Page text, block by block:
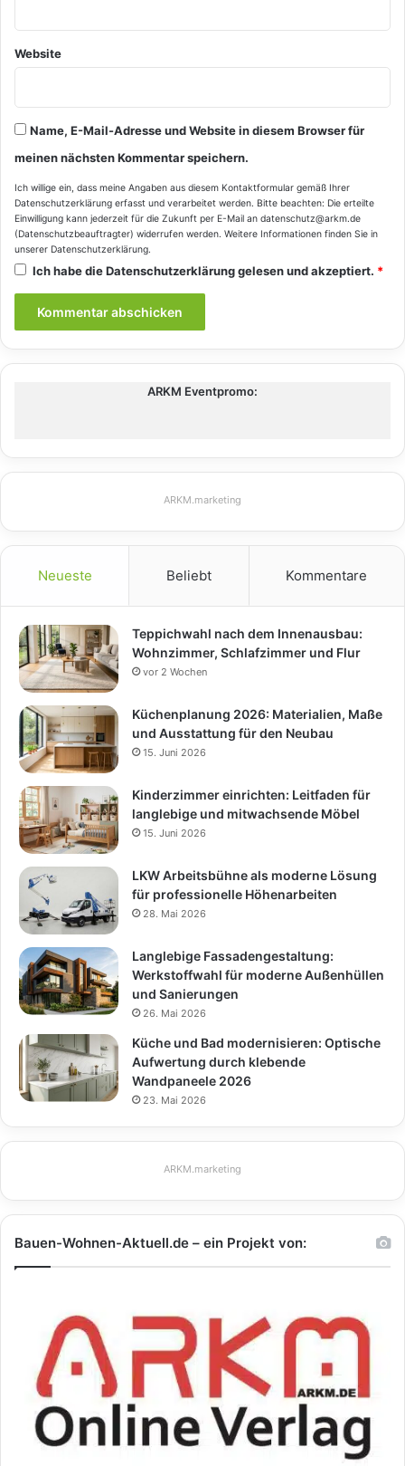
Website
Name, E-Mail-Adresse und Website in diesem Browser für
meinen nächsten Kommentar speichern.
Ich willige ein, dass meine Angaben aus diesem Kontaktformular gemäß Ihrer
Datenschutzerklärung erfasst und verarbeitet werden. Bitte beachten: Die erteilte
Einwilligung kann jederzeit für die Zukunft per E-Mail an datenschutz@arkm.de
(Datenschutzbeauftragter) widerrufen werden. Weitere Informationen finden Sie in
unserer Datenschutzerklärung.
Ich habe dieDatenschutzerklärunggelesen und akzeptiert. *
ARKM Eventpromo:
ARKM.marketing
Neueste Beliebt Kommentare
Teppichwahl nach dem Innenausbau:
Wohnzimmer, Schlafzimmer und Flur
vor 2 Wochen
Küchenplanung 2026: Materialien, Maße
und Ausstattung für den Neubau
15. Juni 2026
Kinderzimmer einrichten: Leitfaden für
langlebige und mitwachsende Möbel
15. Juni 2026
LKW Arbeitsbühne als moderne Lösung
für professionelle Höhenarbeiten
28. Mai 2026
Langlebige Fassadengestaltung:
Werkstoffwahl für moderne Außenhüllen
und Sanierungen
26. Mai 2026
Küche und Bad modernisieren: Optische
Aufwertung durch klebende
Wandpaneele 2026
23. Mai 2026
ARKM.marketing
Bauen-Wohnen-Aktuell.de – ein Projekt von: